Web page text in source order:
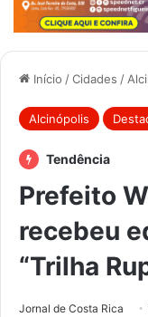
Início /Cidades /
Alcinópolis
Tendência
Prefeito
recebeu
“Trilha
Jornal de Costa Rica